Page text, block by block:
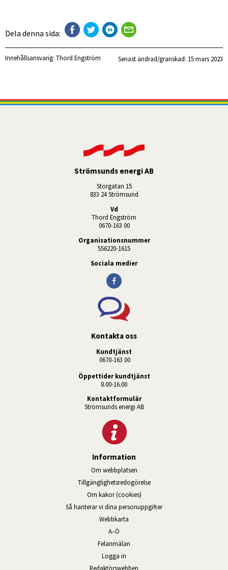
Dela denna sida:
Innehållsansvarig: Thord Engström Senast ändrad/granskad: 15 mars 2023
Strömsunds energi AB
Storgatan 15
833 24 Strömsund
Vd
Thord Engström
0670-163 00
Organisationsnummer
556220-1615
Sociala medier
Kontakta oss
Kundtjänst
0670-163 00
Öppettider kundtjänst
8.00-16.00
Kontaktformulär
Strömsunds energi AB
Information
Om webbplatsen
Tillgänglighetsredogörelse
Om kakor (cookies)
Så hanterar vi dina personuppgifter
Webbkarta
A–Ö
Felanmälan
Logga in
Redaktörswebben